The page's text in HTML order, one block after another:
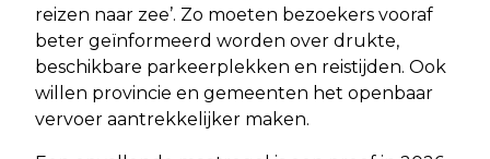
reizen naar zee’. Zo moeten bezoekers vooraf
beter geïnformeerd worden over drukte,
beschikbare parkeerplekken en reistijden. Ook
willen provincie en gemeenten het openbaar
vervoer aantrekkelijker maken.